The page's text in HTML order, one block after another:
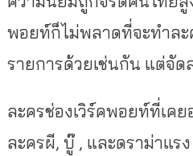
พอยท์ก็ไม่พลาดที่จะทำล
รายการด้วยเช่นกัน แต่จัด
ละครช่องเวิร์คพอยท์ที่เค
ละครผี, บู๊ , และดราม่าแร